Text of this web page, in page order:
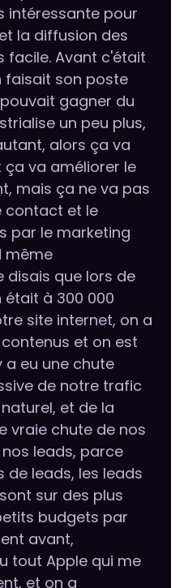
intéressante pour
la diffusion des
facile. Avant c'était
faisait son poste
gagner du
un peu plus,
alors ça va
va améliorer le
mais ça ne va pas
contact et le
par le marketing
même
disais que lors de
était à 300 000
site internet, on a
et on est
a eu une chute
de notre trafic
et de la
vraie chute de nos
leads, parce
leads, les leads
sur des plus
budgets par
avant,
tout Apple qui me
et on a